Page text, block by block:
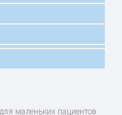
маленьких пациентов